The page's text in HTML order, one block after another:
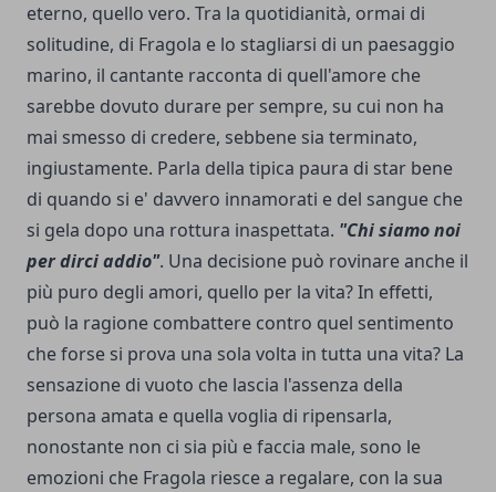
eterno, quello vero. Tra la quotidianità, ormai di
solitudine, di Fragola e lo stagliarsi di un paesaggio
marino, il cantante racconta di quell'amore che
sarebbe dovuto durare per sempre, su cui non ha
mai smesso di credere, sebbene sia terminato,
ingiustamente. Parla della tipica paura di star bene
di quando si e' davvero innamorati e del sangue che
si gela dopo una rottura inaspettata. "Chi siamo noi
per dirci addio". Una decisione può rovinare anche il
più puro degli amori, quello per la vita? In effetti,
può la ragione combattere contro quel sentimento
che forse si prova una sola volta in tutta una vita? La
sensazione di vuoto che lascia l'assenza della
persona amata e quella voglia di ripensarla,
nonostante non ci sia più e faccia male, sono le
emozioni che Fragola riesce a regalare, con la sua